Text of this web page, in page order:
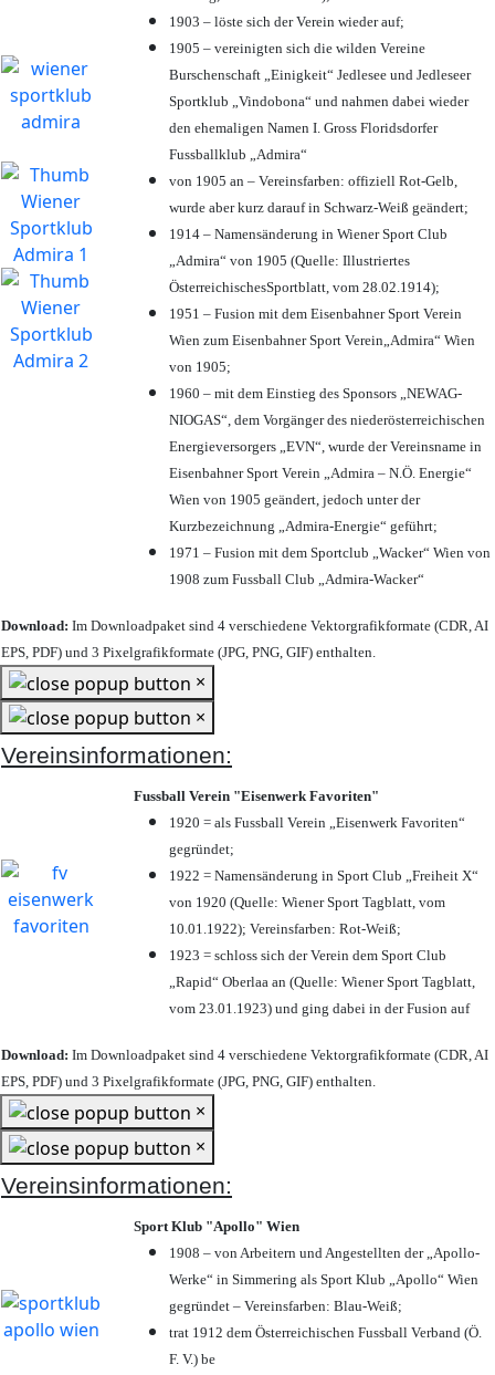
1903 – löste sich der Verein wieder auf;
1905 – vereinigten sich die wilden Vereine
Burschenschaft „Einigkeit“ Jedlesee und Jedleseer
Sportklub „Vindobona“ und nahmen dabei wieder
den ehemaligen Namen I. Gross Floridsdorfer
Fussballklub „Admira“
von 1905 an – Vereinsfarben: offiziell Rot-Gelb,
wurde aber kurz darauf in Schwarz-Weiß geändert;
1914 – Namensänderung in Wiener Sport Club
„Admira“ von 1905 (Quelle: Illustriertes
ÖsterreichischesSportblatt, vom 28.02.1914);
1951 – Fusion mit dem Eisenbahner Sport Verein
Wien zum Eisenbahner Sport Verein„Admira“ Wien
von 1905;
1960 – mit dem Einstieg des Sponsors „NEWAG-
NIOGAS“, dem Vorgänger des niederösterreichischen
Energieversorgers „EVN“, wurde der Vereinsname in
Eisenbahner Sport Verein „Admira – N.Ö. Energie“
Wien von 1905 geändert, jedoch unter der
Kurzbezeichnung „Admira-Energie“ geführt;
1971 – Fusion mit dem Sportclub „Wacker“ Wien von
1908 zum Fussball Club „Admira-Wacker“
Download: Im Downloadpaket sind 4 verschiedene Vektorgrafikformate (CDR, AI
EPS, PDF) und 3 Pixelgrafikformate (JPG, PNG, GIF) enthalten.
×
×
Vereinsinformationen:
Fussball Verein "Eisenwerk Favoriten"
1920 = als Fussball Verein „Eisenwerk Favoriten“
gegründet;
1922 = Namensänderung in Sport Club „Freiheit X“
von 1920 (Quelle: Wiener Sport Tagblatt, vom
10.01.1922); Vereinsfarben: Rot-Weiß;
1923 = schloss sich der Verein dem Sport Club
„Rapid“ Oberlaa an (Quelle: Wiener Sport Tagblatt,
vom 23.01.1923) und ging dabei in der Fusion auf
Download: Im Downloadpaket sind 4 verschiedene Vektorgrafikformate (CDR, AI
EPS, PDF) und 3 Pixelgrafikformate (JPG, PNG, GIF) enthalten.
×
×
Vereinsinformationen:
Sport Klub "Apollo" Wien
1908 – von Arbeitern und Angestellten der „Apollo-
Werke“ in Simmering als Sport Klub „Apollo“ Wien
gegründet – Vereinsfarben: Blau-Weiß;
trat 1912 dem Österreichischen Fussball Verband (Ö.
F. V.) be